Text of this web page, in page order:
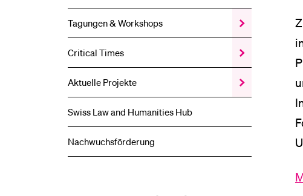
Tagungen & Workshops
Zeige
das
Tagungen
Workshops
Untermenü
Critical Times
Zeige
das
Critical
Times
Untermenü
Aktuelle Projekte
Zeige
das
Untermenü
Swiss Law and Humanities Hub
Nachwuchsförderung